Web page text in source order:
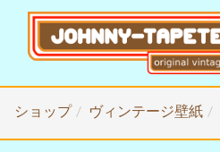
ショップ ヴィンテージ壁紙